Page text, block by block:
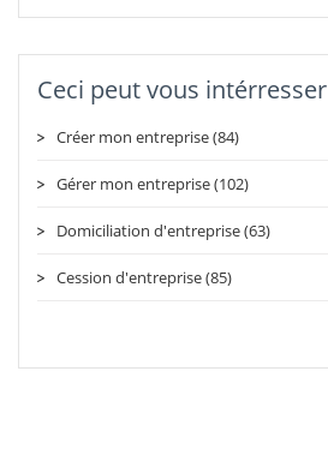
Ceci peut vous intérresser
Créer mon entreprise (84)
Gérer mon entreprise (102)
Domiciliation d'entreprise (63)
Cession d'entreprise (85)